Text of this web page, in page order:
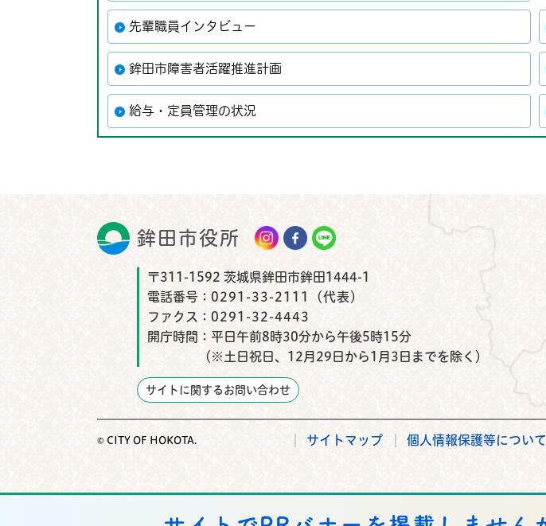
先輩職員インタビュー
鉾田市障害者活躍推進計画
給与・定員管理の状況
鉾田市役所 鉾田市公式Instagram
鉾田市公式Facebook
鉾田市公式LINE
〒311-1592 茨城県鉾田市鉾田1444-1
電話番号： 0291-33-2111（代表）
ファクス： 0291-32-4443
開庁時間： 平日午前8時30分から午後5時15分
（※土日祝日、12月29日から1月3日までを除く）
サイトに関するお問い合わせ
© CITY OF HOKOTA. サイトマップ 個人情報保護等について